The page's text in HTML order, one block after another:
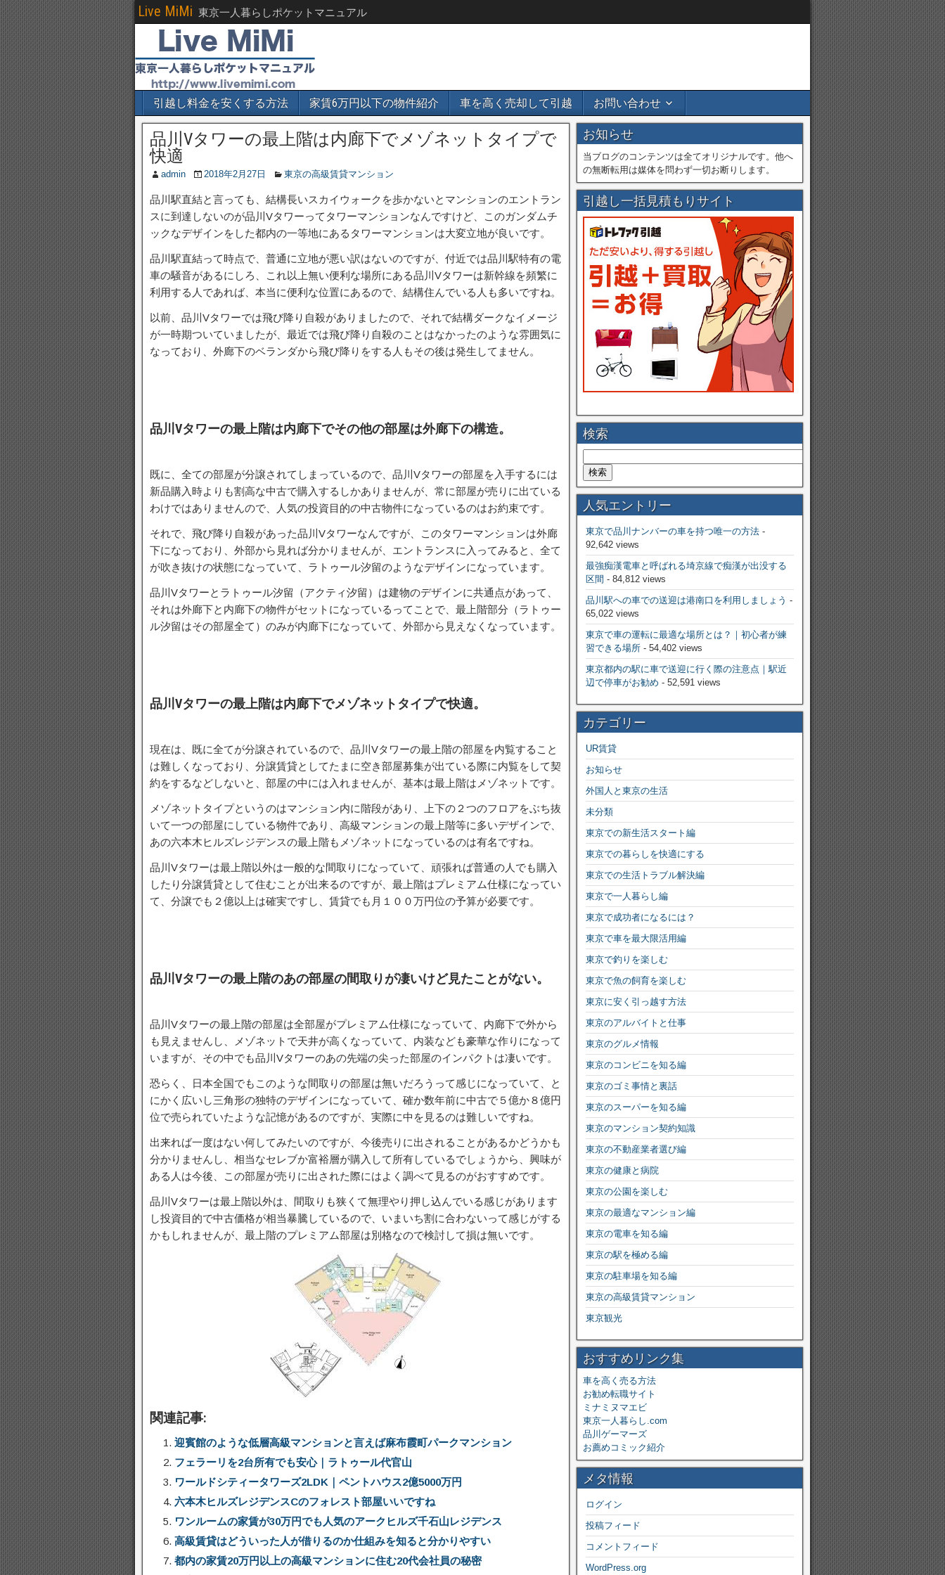
Live MiMi 東京一人暮らしポケットマニュアル
引越し料金を安くする方法 家賃6万円以下の物件紹介 車を高く売却して引越 お問い合わせ
品川Vタワーの最上階は内廊下でメゾネットタイプで
快適
admin 2018年2月27日 東京の高級賃貸マンション
品川駅直結と言っても、結構長いスカイウォークを歩かないとマンションのエントラン
スに到達しないのが品川Vタワーってタワーマンションなんですけど、このガンダムチ
ックなデザインをした都内の一等地にあるタワーマンションは大変立地が良いです。
品川駅直結って時点で、普通に立地が悪い訳はないのですが、付近では品川駅特有の電
車の騒音があるにしろ、これ以上無い便利な場所にある品川Vタワーは新幹線を頻繁に
利用する人であれば、本当に便利な位置にあるので、結構住んでいる人も多いですね。
以前、品川Vタワーでは飛び降り自殺がありましたので、それで結構ダークなイメージ
が一時期ついていましたが、最近では飛び降り自殺のことはなかったのような雰囲気に
なっており、外廊下のベランダから飛び降りをする人もその後は発生してません。
品川Vタワーの最上階は内廊下でその他の部屋は外廊下の構造。
既に、全ての部屋が分譲されてしまっているので、品川Vタワーの部屋を入手するには
新品購入時よりも割高な中古で購入するしかありませんが、常に部屋が売りに出ている
わけではありませんので、人気の投資目的の中古物件になっているのはお約束です。
それで、飛び降り自殺があった品川Vタワーなんですが、このタワーマンションは外廊
下になっており、外部から見れば分かりませんが、エントランスに入ってみると、全て
が吹き抜けの状態になっていて、ラトゥール汐留のようなデザインになっています。
品川Vタワーとラトゥール汐留（アクティ汐留）は建物のデザインに共通点があって、
それは外廊下と内廊下の物件がセットになっているってことで、最上階部分（ラトゥー
ル汐留はその部屋全て）のみが内廊下になっていて、外部から見えなくなっています。
品川Vタワーの最上階は内廊下でメゾネットタイプで快適。
現在は、既に全てが分譲されているので、品川Vタワーの最上階の部屋を内覧すること
は難しくなっており、分譲賃貸としてたまに空き部屋募集が出ている際に内覧をして契
約をするなどしないと、部屋の中には入れませんが、基本は最上階はメゾネットです。
メゾネットタイプというのはマンション内に階段があり、上下の２つのフロアをぶち抜
いて一つの部屋にしている物件であり、高級マンションの最上階等に多いデザインで、
あの六本木ヒルズレジデンスの最上階もメゾネットになっているのは有名ですね。
品川Vタワーは最上階以外は一般的な間取りになっていて、頑張れば普通の人でも購入
したり分譲賃貸として住むことが出来るのですが、最上階はプレミアム仕様になってい
て、分譲でも２億以上は確実ですし、賃貸でも月１００万円位の予算が必要です。
品川Vタワーの最上階のあの部屋の間取りが凄いけど見たことがない。
品川Vタワーの最上階の部屋は全部屋がプレミアム仕様になっていて、内廊下で外から
も見えませんし、メゾネットで天井が高くなっていて、内装なども豪華な作りになって
いますが、その中でも品川Vタワーのあの先端の尖った部屋のインパクトは凄いです。
恐らく、日本全国でもこのような間取りの部屋は無いだろうって感じになっていて、と
にかく広いし三角形の独特のデザインになっていて、確か数年前に中古で５億か８億円
位で売られていたような記憶があるのですが、実際に中を見るのは難しいですね。
出来れば一度はない何してみたいのですが、今後売りに出されることがあるかどうかも
分かりませんし、相当なセレブか富裕層が購入して所有しているでしょうから、興味が
ある人は今後、この部屋が売りに出された際にはよく調べて見るのがおすすめです。
品川Vタワーは最上階以外は、間取りも狭くて無理やり押し込んでいる感じがあります
し投資目的で中古価格が相当暴騰しているので、いまいち割に合わないって感じがする
かもしれませんが、最上階のプレミアム部屋は別格なので検討して損は無いです。
関連記事:
迎賓館のような低層高級マンションと言えば麻布霞町パークマンション
フェラーリを2台所有でも安心｜ラトゥール代官山
ワールドシティータワーズ2LDK｜ペントハウス2億5000万円
六本木ヒルズレジデンスCのフォレスト部屋いいですね
ワンルームの家賃が30万円でも人気のアークヒルズ千石山レジデンス
高級賃貸はどういった人が借りるのか仕組みを知ると分かりやすい
都内の家賃20万円以上の高級マンションに住む20代会社員の秘密
お知らせ
当ブログのコンテンツは全てオリジナルです。他へ
の無断転用は媒体を問わず一切お断りします。
引越し一括見積もりサイト
検索
人気エントリー
東京で品川ナンバーの車を持つ唯一の方法-
92,642 views
最強痴漢電車と呼ばれる埼京線で痴漢が出没する
区間 - 84,812 views
品川駅への車での送迎は港南口を利用しましょう -
65,022 views
東京で車の運転に最適な場所とは？｜初心者が練
習できる場所- 54,402 views
東京都内の駅に車で送迎に行く際の注意点｜駅近
辺で停車がお勧め - 52,591 views
カテゴリー
UR賃貸
お知らせ
外国人と東京の生活
未分類
東京での新生活スタート編
東京での暮らしを快適にする
東京での生活トラブル解決編
東京で一人暮らし編
東京で成功者になるには？
東京で車を最大限活用編
東京で釣りを楽しむ
東京で魚の飼育を楽しむ
東京に安く引っ越す方法
東京のアルバイトと仕事
東京のグルメ情報
東京のコンビニを知る編
東京のゴミ事情と裏話
東京のスーパーを知る編
東京のマンション契約知識
東京の不動産業者選び編
東京の健康と病院
東京の公園を楽しむ
東京の最適なマンション編
東京の電車を知る編
東京の駅を極める編
東京の駐車場を知る編
東京の高級賃貸マンション
東京観光
おすすめリンク集
車を高く売る方法
お勧め転職サイト
ミナミヌマエビ
東京一人暮らし.com
品川ゲーマーズ
お薦めコミック紹介
メタ情報
ログイン
投稿フィード
コメントフィード
WordPress.org